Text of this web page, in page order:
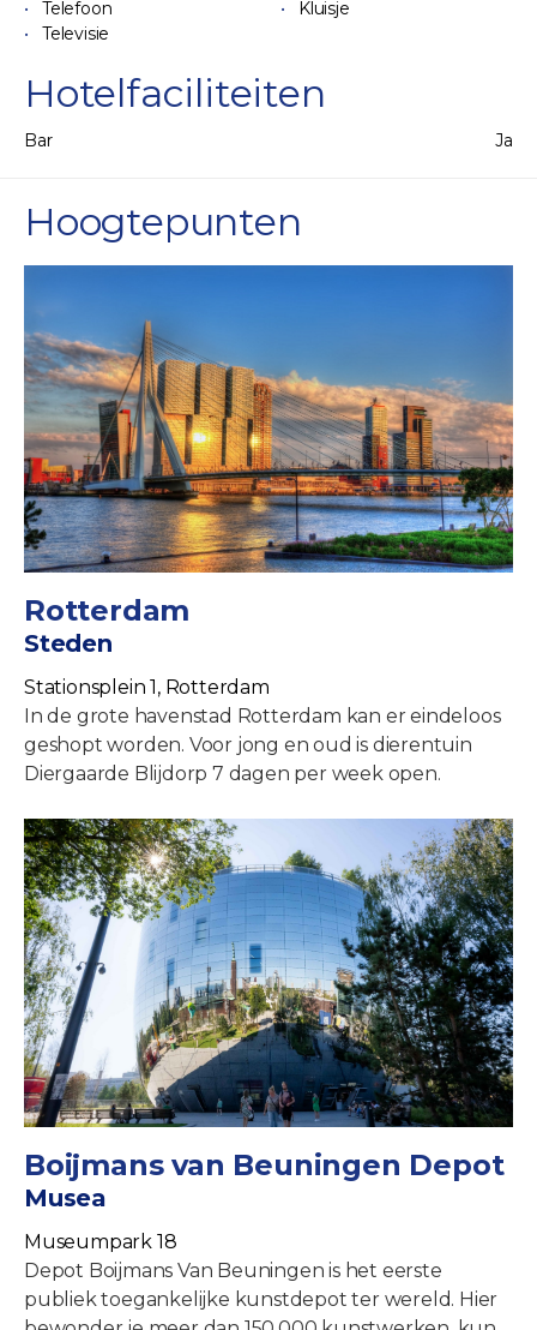
Telefoon
Kluisje
Televisie
Hotelfaciliteiten
Bar Ja
Hoogtepunten
Rotterdam
Steden
Stationsplein 1, Rotterdam
In de grote havenstad Rotterdam kan er eindeloos
geshopt worden. Voor jong en oud is dierentuin
Diergaarde Blijdorp 7 dagen per week open.
Boijmans van Beuningen Depot
Musea
Museumpark 18
Depot Boijmans Van Beuningen is het eerste
publiek toegankelijke kunstdepot ter wereld. Hier